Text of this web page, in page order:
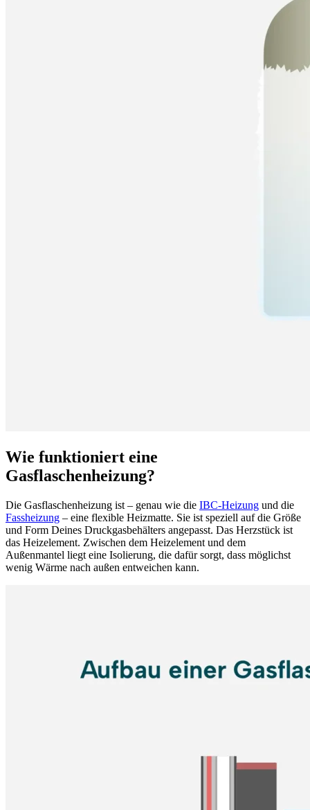
Wie funktioniert eine
Gasflaschenheizung?
Die Gasflaschenheizung ist – genau wie die IBC-Heizung und die
Fassheizung – eine flexible Heizmatte. Sie ist speziell auf die Größe
und Form Deines Druckgasbehälters angepasst. Das Herzstück ist
das Heizelement. Zwischen dem Heizelement und dem
Außenmantel liegt eine Isolierung, die dafür sorgt, dass möglichst
wenig Wärme nach außen entweichen kann.